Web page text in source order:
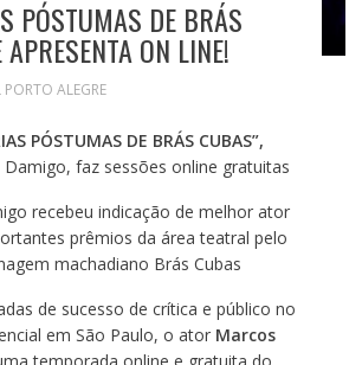
PÓSTUMAS DE BRÁS
ON LINE!
PORTO ALEGRE
PÓSTUMAS DE BRÁS CUBAS”,
faz sessões online gratuitas
recebeu indicação de melhor ator
prêmios da área teatral pelo
machadiano Brás Cubas
de sucesso de crítica e público no
em São Paulo, o ator Marcos